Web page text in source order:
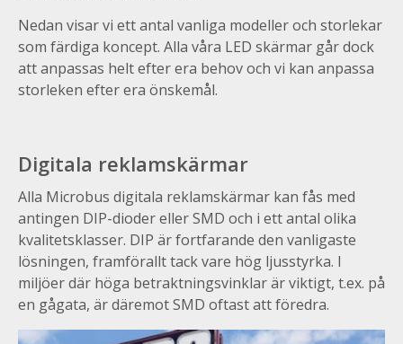
Nedan visar vi ett antal vanliga modeller och storlekar
som färdiga koncept. Alla våra LED skärmar går dock
att anpassas helt efter era behov och vi kan anpassa
storleken efter era önskemål.
Digitala reklamskärmar
Alla Microbus digitala reklamskärmar kan fås med
antingen DIP-dioder eller SMD och i ett antal olika
kvalitetsklasser. DIP är fortfarande den vanligaste
lösningen, framförallt tack vare hög ljusstyrka. I
miljöer där höga betraktningsvinklar är viktigt, t.ex. på
en gågata, är däremot SMD oftast att föredra.